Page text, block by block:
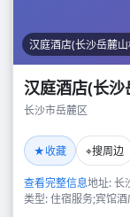
汉庭酒店(长沙岳麓
汉庭酒店(长
长沙市岳麓区
★收藏 ⌖搜周边
查看完整信息地址: 长
类型: 住宿服务;宾馆